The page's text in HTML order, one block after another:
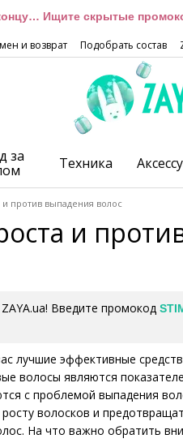
Ищите скрытые
и возврат Подобрать состав
за
Техника
и против выпадения волос
и
Введите промокод
лучшие эффективные
волосы являются
с проблемой выпадения
волосков и
На что важно обратить